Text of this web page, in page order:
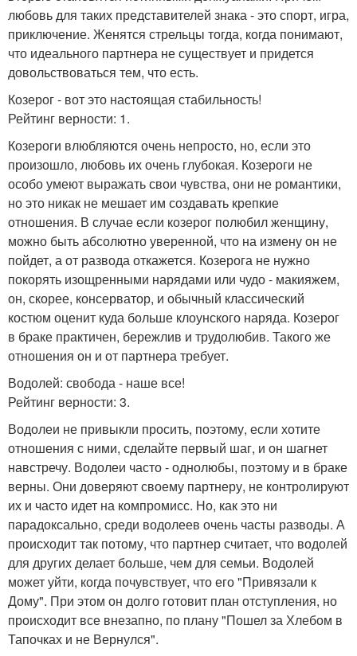
любовь для таких представителей знака - это спорт, игра,
приключение. Женятся стрельцы тогда, когда понимают,
что идеального партнера не существует и придется
довольствоваться тем, что есть.
Козерог - вот это настоящая стабильность!
Рейтинг верности: 1.
Козероги влюбляются очень непросто, но, если это
произошло, любовь их очень глубокая. Козероги не
особо умеют выражать свои чувства, они не романтики,
но это никак не мешает им создавать крепкие
отношения. В случае если козерог полюбил женщину,
можно быть абсолютно уверенной, что на измену он не
пойдет, а от развода откажется. Козерога не нужно
покорять изощренными нарядами или чудо - макияжем,
он, скорее, консерватор, и обычный классический
костюм оценит куда больше клоунского наряда. Козерог
в браке практичен, бережлив и трудолюбив. Такого же
отношения он и от партнера требует.
Водолей: свобода - наше все!
Рейтинг верности: 3.
Водолеи не привыкли просить, поэтому, если хотите
отношения с ними, сделайте первый шаг, и он шагнет
навстречу. Водолеи часто - однолюбы, поэтому и в браке
верны. Они доверяют своему партнеру, не контролируют
их и часто идет на компромисс. Но, как это ни
парадоксально, среди водолеев очень часты разводы. А
происходит так потому, что партнер считает, что водолей
для других делает больше, чем для семьи. Водолей
может уйти, когда почувствует, что его "Привязали к
Дому". При этом он долго готовит план отступления, но
происходит все внезапно, по плану "Пошел за Хлебом в
Тапочках и не Вернулся".